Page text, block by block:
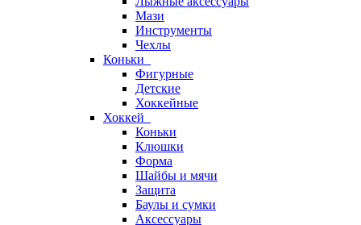
Мази
Инструменты
Чехлы
Коньки
Фигурные
Детские
Хоккейные
Хоккей
Коньки
Клюшки
Форма
Шайбы и мячи
Защита
Баулы и сумки
Аксессуары